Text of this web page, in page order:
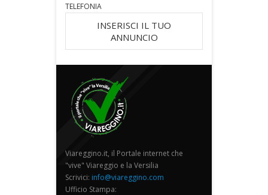
TELEFONIA
INSERISCI IL TUO
ANNUNCIO
Viareggino.it, il Portale internet che
"vive" Viareggio e la Versilia
Scrivici: info@viareggino.com
Ufficio Stampa: